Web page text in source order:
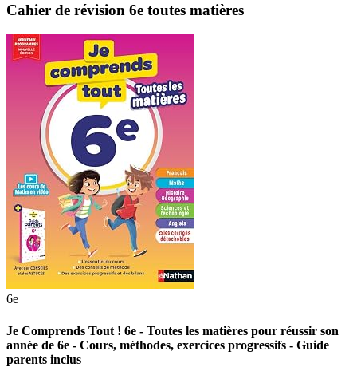
Cahier de révision 6e toutes matières
6e
Je Comprends Tout ! 6e - Toutes les matières pour réussir son
année de 6e - Cours, méthodes, exercices progressifs - Guide
parents inclus